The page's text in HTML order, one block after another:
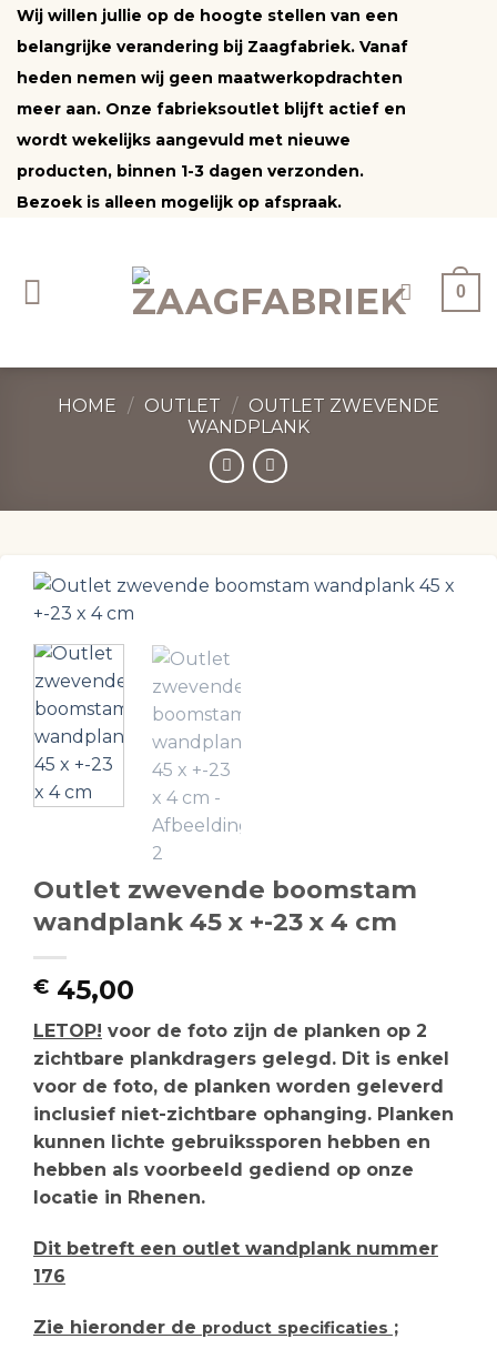
Ga
naar
inhoud
Wij willen jullie op de hoogte stellen van een
belangrijke verandering bij Zaagfabriek. Vanaf
heden nemen wij geen maatwerkopdrachten
meer aan. Onze fabrieksoutlet blijft actief en
wordt wekelijks aangevuld met nieuwe
producten, binnen 1-3 dagen verzonden.
Bezoek is alleen mogelijk op afspraak.
0
HOME / OUTLET / OUTLET ZWEVENDE
WANDPLANK
Outlet zwevende boomstam
wandplank 45 x +-23 x 4 cm
€ 45,00
LETOP! voor de foto zijn de planken op 2
zichtbare plankdragers gelegd. Dit is enkel
voor de foto, de planken worden geleverd
inclusief niet-zichtbare ophanging. Planken
kunnen lichte gebruikssporen hebben en
hebben als voorbeeld gediend op onze
locatie in Rhenen.
Dit betreft een outlet wandplank nummer
176
Zie hieronder de product specificaties ;